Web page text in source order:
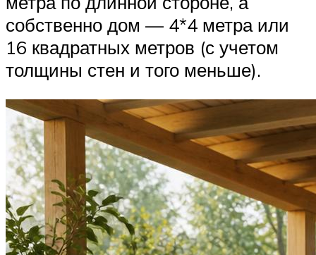
собственно дом — 4*4 метра или
16 квадратных метров (с учетом
толщины стен и того меньше).